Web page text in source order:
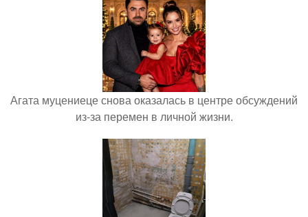
Агата муцениеце снова оказалась в центре обсуждений
из-за перемен в личной жизни.